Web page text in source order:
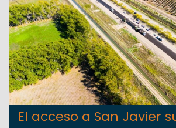
El acceso a San Javier